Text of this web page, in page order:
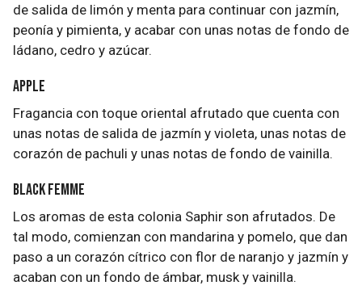
de salida de limón y menta para continuar con jazmín,
peonía y pimienta, y acabar con unas notas de fondo de
ládano, cedro y azúcar.
Apple
Fragancia con toque oriental afrutado que cuenta con
unas notas de salida de jazmín y violeta, unas notas de
corazón de pachuli y unas notas de fondo de vainilla.
Black Femme
Los aromas de esta colonia Saphir son afrutados. De
tal modo, comienzan con mandarina y pomelo, que dan
paso a un corazón cítrico con flor de naranjo y jazmín y
acaban con un fondo de ámbar, musk y vainilla.